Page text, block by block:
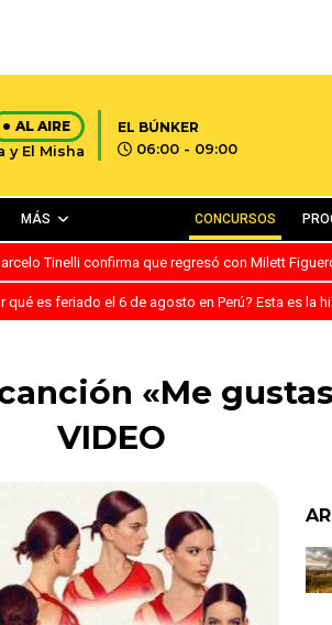
AL AIRE
y El Misha
EL BÚNKER
06:00 - 09:00
MÁS CONCURSOS
Tinelli confirma que regresó con Milett
qué es feriado el 6 de agosto en Perú? Esta es la
«Me
VIDEO